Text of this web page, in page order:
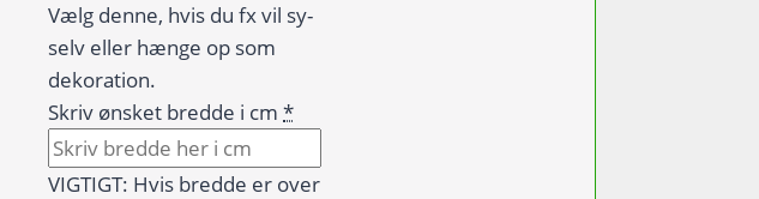
Vælg denne, hvis du fx vil sy-
selv eller hænge op som
dekoration.
Skriv ønsket bredde i cm *
VIGTIGT: Hvis bredde er over